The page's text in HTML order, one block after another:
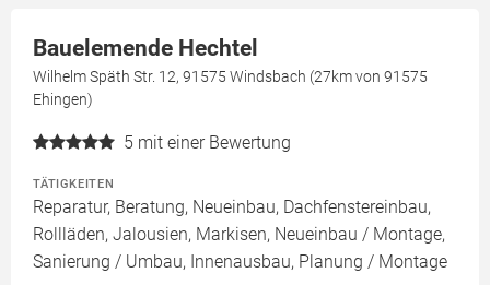
Bauelemende Hechtel
Wilhelm Späth Str. 12, 91575 Windsbach (27km von 91575
Ehingen)
5 mit einer Bewertung
TÄTIGKEITEN
Reparatur, Beratung, Neueinbau, Dachfenstereinbau,
Rollläden, Jalousien, Markisen, Neueinbau / Montage,
Sanierung / Umbau, Innenausbau, Planung / Montage